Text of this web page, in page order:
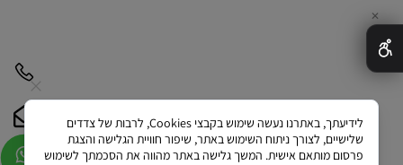
✕
לידיעתך, באתרנו נעשה שימוש בקבצי Cookies, לרבות של צדדים
שלישיים, לצורך ניתוח השימוש באתר, שיפור חוויית הגלישה והצגת
פרסום מותאם אישית. המשך גלישה באתר מהווה את הסכמתך לשימוש